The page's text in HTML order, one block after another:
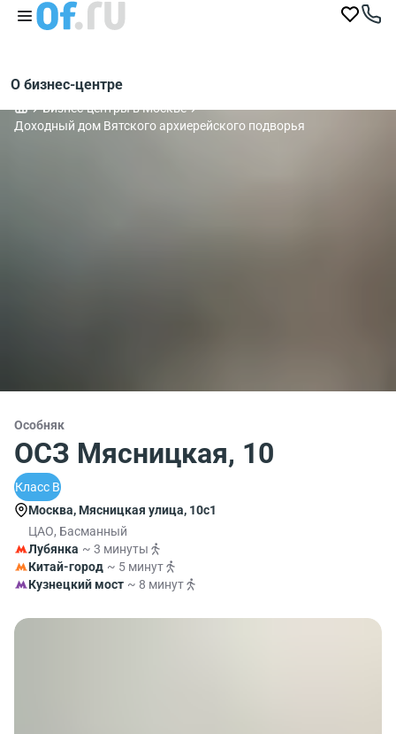
О бизнес-центре
Бизнес-центры в Москве
Доходный дом Вятского архиерейского подворья
Особняк
ОСЗ Мясницкая, 10
Класс B
Москва, Мясницкая улица, 10с1
ЦАО, Басманный
Лубянка ~ 3 минуты
Китай-город ~ 5 минут
Кузнецкий мост ~ 8 минут